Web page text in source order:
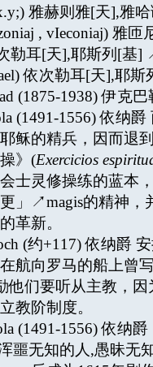
雅赫则雅[天],雅
, vIeconiaj) 雅
勒耳[天],耶斯列[基]
依次勒耳[天],耶
(1875-1938) 伊克
(1491-1556) 依纳
稣的精兵，因而退
》(Exercicios
士灵修操练的蓝本
」↗magis的精神，
革新。
(约+117) 依纳爵
航向罗马的船上曾
他们要听从主教，
教阶制度。
(1491-1556) 依纳
噩无知的人,愚昧无